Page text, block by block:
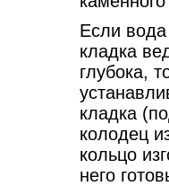
Если вода
кладка
глубока,
кладка
колодец
кольцо
него